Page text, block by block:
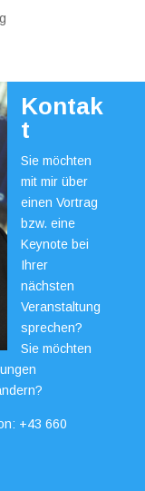
Kontak
t
Sie möchten
mit mir über
einen Vortrag
bzw. eine
Keynote bei
Ihrer
nächsten
Veranstaltung
sprechen?
Sie möchten
+43 660